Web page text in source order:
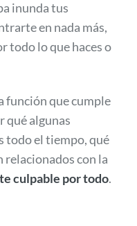
inunda tus
en nada más,
todo lo que haces o
función que cumple
qué algunas
todo el tiempo, qué
relacionados con la
culpable por todo.